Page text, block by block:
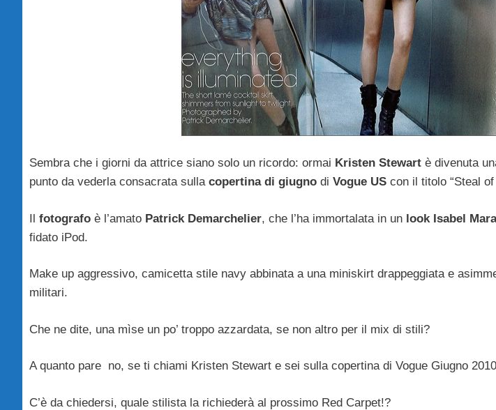
Sembra che i giorni da attrice siano solo un ricordo: ormai Kristen Stewart è divenuta
punto da vederla consacrata sulla copertina di giugno di Vogue US con il titolo “Steal of
Il fotografo è l’amato Patrick Demarchelier, che l’ha immortalata in un look Isabel
fidato iPod.
Make up aggressivo, camicetta stile navy abbinata a una miniskirt drappeggiata e
militari.
Che ne dite, una mìse un po’ troppo azzardata, se non altro per il mix di stili?
A quanto pare no, se ti chiami Kristen Stewart e sei sulla copertina di Vogue Giugno
C’è da chiedersi, quale stilista la richiederà al prossimo Red Carpet!?